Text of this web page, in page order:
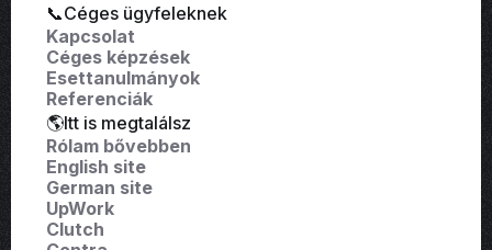
📞Céges ügyfeleknek
Kapcsolat
Céges képzések
Esettanulmányok
Referenciák
🌎Itt is megtalálsz
Rólam bővebben
English site
German site
UpWork
Clutch